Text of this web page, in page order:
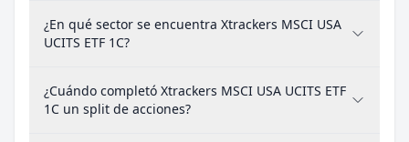
¿En qué sector se encuentra Xtrackers MSCI USA
UCITS ETF 1C?
¿Cuándo completó Xtrackers MSCI USA UCITS ETF
1C un split de acciones?